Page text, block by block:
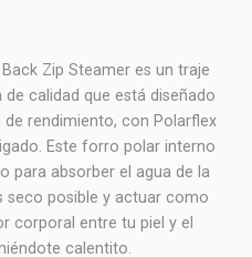
Zip Steamer es un traje
calidad que está diseñado
rendimiento, con Polarflex
Este forro polar interno
para absorber el agua de la
seco posible y actuar como
corporal entre tu piel y el
calentito.